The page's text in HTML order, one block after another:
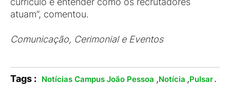
atuam”, comentou.
Comunicação, Cerimonial e Eventos
Tags : Notícias Campus João Pessoa ,Notícia ,Pulsar.